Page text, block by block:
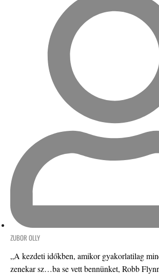
ZUBOR OLLY
„A kezdeti időkben, amikor gyakorlatilag
zenekar sz…ba se vett bennünket, Robb